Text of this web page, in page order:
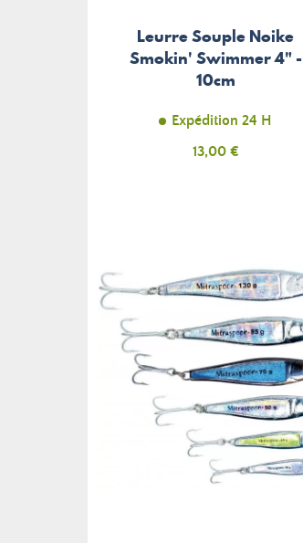
Leurre Souple Noike
Smokin' Swimmer 4" -
10cm
Expédition 24 H
Prix
13,00 €